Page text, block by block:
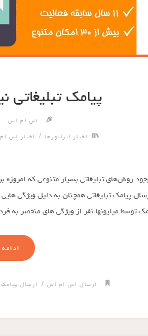
پیامک تبلیغاتی
اس ام اس
اخبار اپراتورها / اخبار اس
روش‌های تبلیغاتی بسیار متنوعی که
پیامک تبلیغاتی همچنان به دلیل ویژگی
توسط میلیونها نفر از ویژگی های منحصر
ارسال اس ام اس/ ارسال پیامک